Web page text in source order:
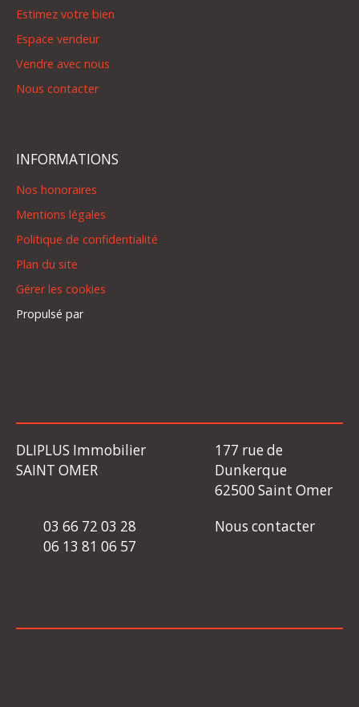
Estimez votre bien
Espace vendeur
Vendre avec nous
Nous contacter
INFORMATIONS
Nos honoraires
Mentions légales
Politique de confidentialité
Plan du site
Gérer les cookies
Propulsé par
DLIPLUS Immobilier
SAINT OMER
177 rue de
Dunkerque
62500 Saint Omer
03 66 72 03 28
06 13 81 06 57
Nous contacter